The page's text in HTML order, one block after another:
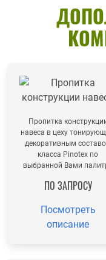
Пропитка
навеса в цеху
декоративным
класса Pinotex по
выбранной Вами
ПО ЗАПРОСУ
Посмотреть
описание